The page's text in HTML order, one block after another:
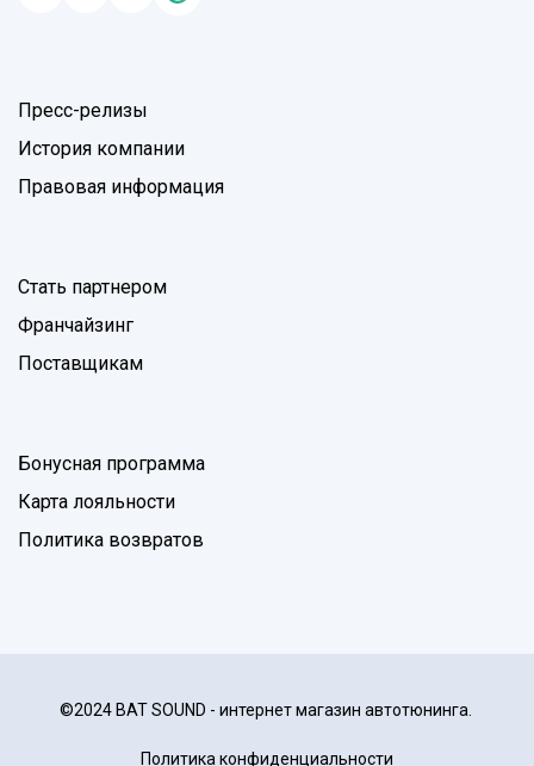
Пресс-релизы
История компании
Правовая информация
Стать партнером
Франчайзинг
Поставщикам
Бонусная программа
Карта лояльности
Политика возвратов
©2024 BAT SOUND - интернет магазин автотюнинга.
Политика конфиденциальности